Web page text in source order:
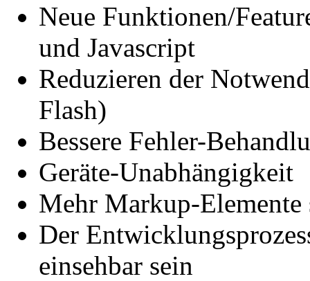
Neue Funktionen/
und Javascript
Reduzieren der
Flash)
Bessere Fehler-
Geräte-Unabhängigkeit
Mehr Markup-Elemente
Der
einsehbar sein